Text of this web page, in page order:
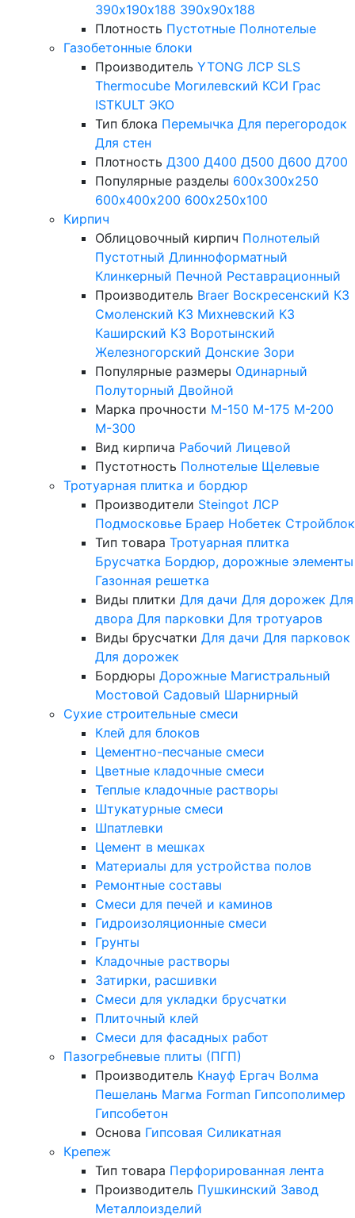
390х190х188 390х90х188
Плотность Пустотные Полнотелые
Газобетонные блоки
Производитель YTONG ЛСР SLS
Thermocube Могилевский КСИ Грас
ISTKULT ЭКО
Тип блока Перемычка Для перегородок
Для стен
Плотность Д300 Д400 Д500 Д600 Д700
Популярные разделы 600х300х250
600х400х200 600х250х100
Кирпич
Облицовочный кирпич Полнотелый
Пустотный Длинноформатный
Клинкерный Печной Реставрационный
Производитель Braer Воскресенский КЗ
Смоленский КЗ Михневский КЗ
Каширский КЗ Воротынский
Железногорский Донские Зори
Популярные размеры Одинарный
Полуторный Двойной
Марка прочности М-150 М-175 М-200
М-300
Вид кирпича Рабочий Лицевой
Пустотность Полнотелые Щелевые
Тротуарная плитка и бордюр
Производители Steingot ЛСР
Подмосковье Браер Нобетек Стройблок
Тип товара Тротуарная плитка
Брусчатка Бордюр, дорожные элементы
Газонная решетка
Виды плитки Для дачи Для дорожек Для
двора Для парковки Для тротуаров
Виды брусчатки Для дачи Для парковок
Для дорожек
Бордюры Дорожные Магистральный
Мостовой Садовый Шарнирный
Сухие строительные смеси
Клей для блоков
Цементно-песчаные смеси
Цветные кладочные смеси
Теплые кладочные растворы
Штукатурные смеси
Шпатлевки
Цемент в мешках
Материалы для устройства полов
Ремонтные составы
Смеси для печей и каминов
Гидроизоляционные смеси
Грунты
Кладочные растворы
Затирки, расшивки
Смеси для укладки брусчатки
Плиточный клей
Смеси для фасадных работ
Пазогребневые плиты (ПГП)
Производитель Кнауф Ергач Волма
Пешелань Магма Forman Гипсополимер
Гипсобетон
Основа Гипсовая Силикатная
Крепеж
Тип товара Перфорированная лента
Производитель Пушкинский Завод
Металлоизделий